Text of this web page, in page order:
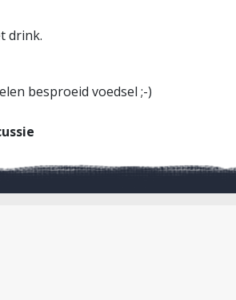
drink.
besproeid voedsel ;-)